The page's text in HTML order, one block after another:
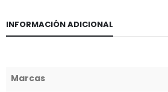
INFORMACIÓN ADICIONAL
Marcas